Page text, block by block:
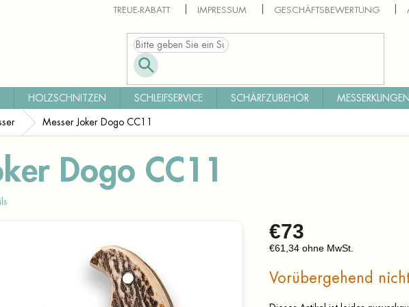
TREUE-RABATT IMPRESSUM GESCHÄFTSBEWERTUNG
HOLZSCHNITZEN SCHLEIFSERVICE SCHÄRFZUBEHÖR
Messer Joker Dogo CC11
Dogo CC11
€73
€61,34 ohne MwSt.
Vorübergehend